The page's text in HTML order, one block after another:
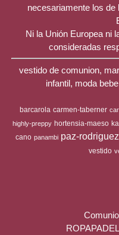
necesariamente los de
Ni la Unión Europea ni
consideradas
vestido de comunion,
infantil, moda
barcarola carmen-taberner
highly-preppy hortensia-maeso
cano panambi paz-rodriguez
vestido